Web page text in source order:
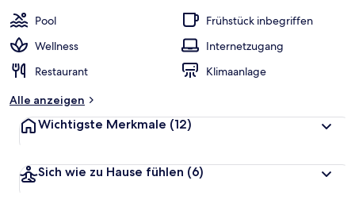
Pool
Frühstück inbegriffen
Wellness
Internetzugang
Restaurant
Klimaanlage
Alle anzeigen
Wichtigste Merkmale (12)
Sich wie zu Hause fühlen (6)